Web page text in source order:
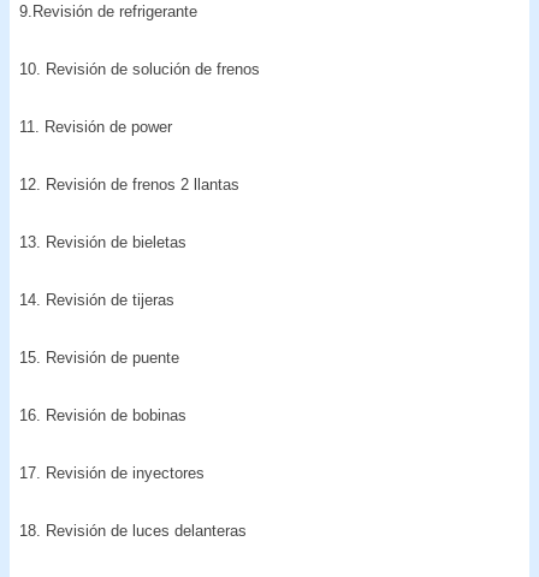
9.Revisión de refrigerante
10. Revisión de solución de frenos
11. Revisión de power
12. Revisión de frenos 2 llantas
13. Revisión de bieletas
14. Revisión de tijeras
15. Revisión de puente
16. Revisión de bobinas
17. Revisión de inyectores
18. Revisión de luces delanteras